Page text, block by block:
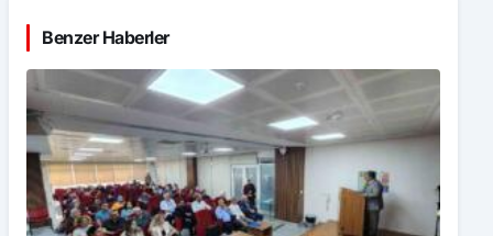
Benzer Haberler